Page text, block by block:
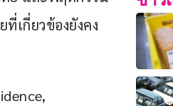
เกี่ยวข้องยังคง